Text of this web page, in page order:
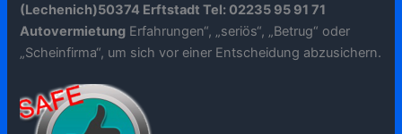
(Lechenich)50374 Erftstadt Tel: 02235 95 91 71
Autovermietung Erfahrungen“, „seriös“, „Betrug“ oder
„Scheinfirma“, um sich vor einer Entscheidung abzusichern.